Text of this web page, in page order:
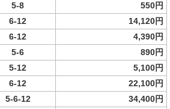
5-8
550円
6-12 14,120円
6-12
4,390円
5-6
890円
5-12
5,100円
6-12
22,100円
5-6-12
34,400円